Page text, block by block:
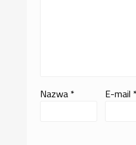
Nazwa * E-mail *